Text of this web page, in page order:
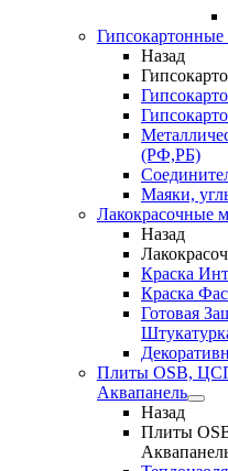
Назад
(РФ,РБ)
Маяки,
Лакокрасочные
Назад
Краска
Краска
Готовая
Плиты OSB,
Аквапанель
Назад
Плиты